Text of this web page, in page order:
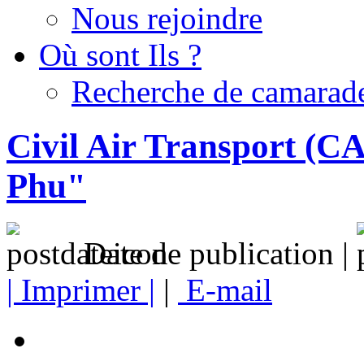
Nous rejoindre
Où sont Ils ?
Recherche de
Civil Air Transport
Phu"
Date de publication |
| Imprimer | | E-mail